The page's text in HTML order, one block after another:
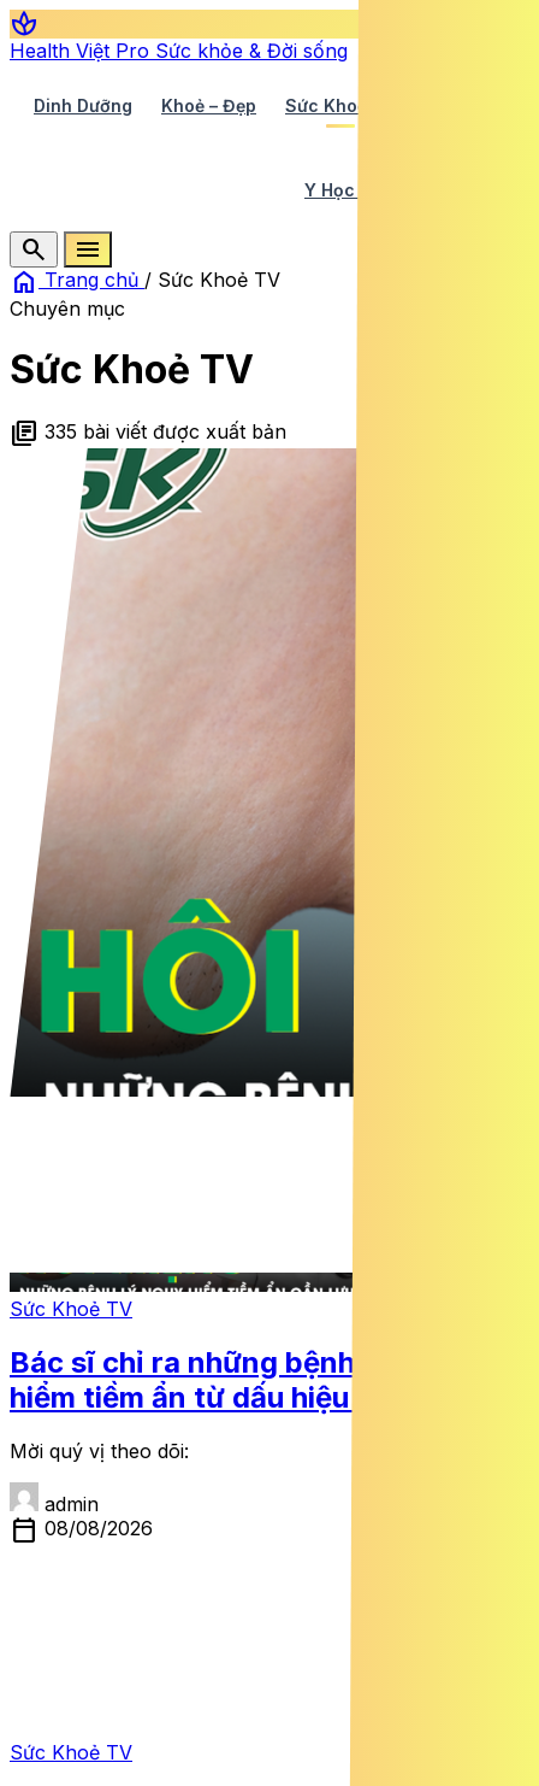
spa
Health Việt Pro Sức khỏe & Đời sống
Dinh Dưỡng Khoẻ – Đẹp Sức Khoẻ TV
Y Học Cổ Truyền
search
menu
home Trang chủ / Sức Khoẻ TV
Chuyên mục
Sức Khoẻ TV
library_books 335 bài viết được xuất bản
Sức Khoẻ TV
Bác sĩ chỉ ra những bệnh lý nguy
hiểm tiềm ẩn từ dấu hiệu hôi miệng
Mời quý vị theo dõi:
admin
calendar_today 08/08/2026
Sức Khoẻ TV